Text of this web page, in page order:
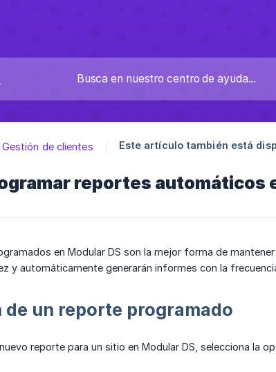
Gestión de clientes Este artículo también está
reportes automáticos
en Modular DS son la mejor forma de
y automáticamente generarán informes con la
de un reporte programado
reporte para un sitio en Modular DS, selecciona la